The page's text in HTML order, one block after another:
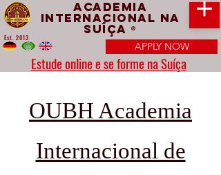
Academia
Internacional na
Suíça ®
APPLY NOW
Estude online e se forme na Suíça
Est. 2013
OUBH Academia
Internacional de